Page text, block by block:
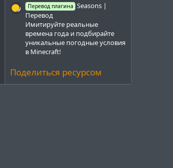
Перевод плагина Seasons |
Перевод
Имитируйте реальные
времена года и подбирайте
уникальные погодные условия
в Minecraft!
Поделиться ресурсом